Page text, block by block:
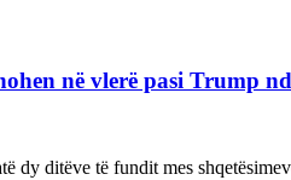
në vlerë pasi Trump
dy ditëve të fundit mes